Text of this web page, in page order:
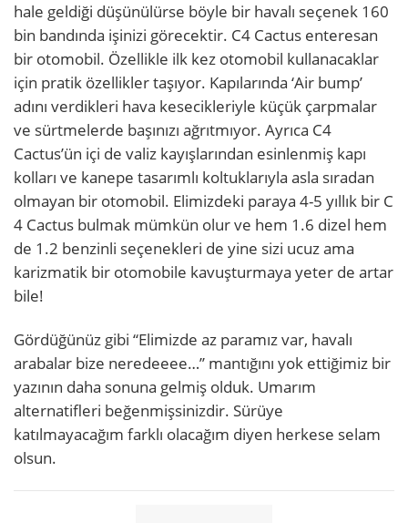
hale geldiği düşünülürse böyle bir havalı seçenek 160
bin bandında işinizi görecektir. C4 Cactus enteresan
bir otomobil. Özellikle ilk kez otomobil kullanacaklar
için pratik özellikler taşıyor. Kapılarında ‘Air bump’
adını verdikleri hava kesecikleriyle küçük çarpmalar
ve sürtmelerde başınızı ağrıtmıyor. Ayrıca C4
Cactus’ün içi de valiz kayışlarından esinlenmiş kapı
kolları ve kanepe tasarımlı koltuklarıyla asla sıradan
olmayan bir otomobil. Elimizdeki paraya 4-5 yıllık bir C
4 Cactus bulmak mümkün olur ve hem 1.6 dizel hem
de 1.2 benzinli seçenekleri de yine sizi ucuz ama
karizmatik bir otomobile kavuşturmaya yeter de artar
bile!
Gördüğünüz gibi “Elimizde az paramız var, havalı
arabalar bize neredeeee…’’ mantığını yok ettiğimiz bir
yazının daha sonuna gelmiş olduk. Umarım
alternatifleri beğenmişsinizdir. Sürüye
katılmayacağım farklı olacağım diyen herkese selam
olsun.